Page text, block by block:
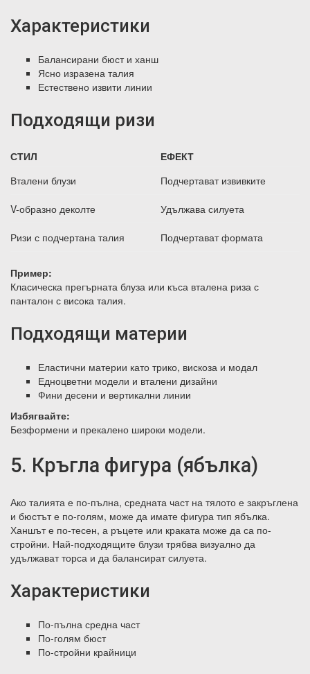
Характеристики
Балансирани бюст и ханш
Ясно изразена талия
Естествено извити линии
Подходящи ризи
СТИЛ
ЕФЕКТ
Вталени блузи
Подчертават извивките
V-образно деколте Удължава силуета
Ризи с подчертана талия Подчертават формата
Пример:
Класическа прегърната блуза или къса вталена риза с
панталон с висока талия.
Подходящи материи
Еластични материи като трико, вискоза и модал
Едноцветни модели и вталени дизайни
Фини десени и вертикални линии
Избягвайте:
Безформени и прекалено широки модели.
5. Кръгла фигура (ябълка)
Ако талията е по-пълна, средната част на тялото е закръглена
и бюстът е по-голям, може да имате фигура тип ябълка.
Ханшът е по-тесен, а ръцете или краката може да са по-
стройни. Най-подходящите блузи трябва визуално да
удължават торса и да балансират силуета.
Характеристики
По-пълна средна част
По-голям бюст
По-стройни крайници